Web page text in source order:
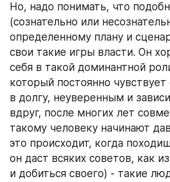
Но, надо понимать, что
(сознательно или
определенному плану и
свои такие игры власти. Он
себя в такой доминантной
который постоянно
в долгу, неуверенным и
вдруг, после многих лет
такому человеку начинают
это происходит, когда
он даст всяких советов, как
и добиться своего) - такие